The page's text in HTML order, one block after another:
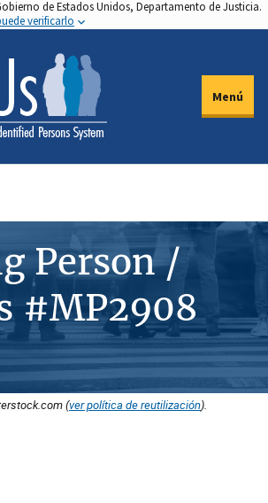
de Estados Unidos, Departamento de Justicia.
verificarlo
Menú
Person /
#MP2908
(ver política de reutilización).